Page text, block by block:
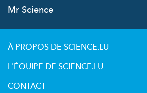
Mr Science
À PROPOS DE SCIENCE.LU
L'ÉQUIPE DE SCIENCE.LU
CONTACT